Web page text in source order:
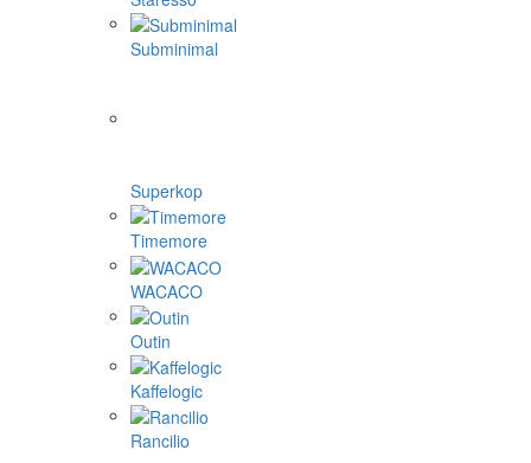
Subminimal
Superkop
Timemore
WACACO
Outin
Kaffelogic
Rancilio